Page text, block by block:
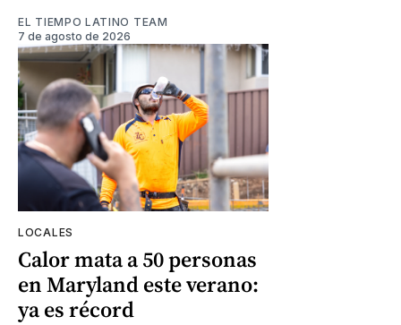
EL TIEMPO LATINO TEAM
7 de agosto de 2026
LOCALES
Calor mata a 50 personas
en Maryland este verano:
ya es récord